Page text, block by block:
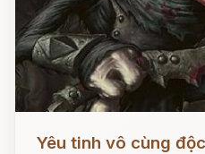
Yêu tinh vô cùng